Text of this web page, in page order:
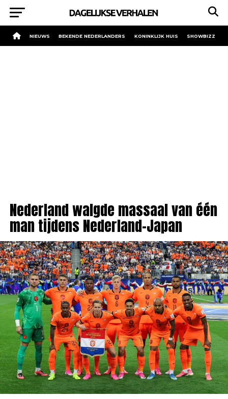
NIEUWS BEKENDE NEDERLANDERS KONINKLIJK HUIS SHOWBIZZ
Nederland walgde massaal van één
man tijdens Nederland-Japan